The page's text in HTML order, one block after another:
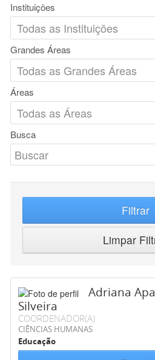
Instituições
Grandes Áreas
Áreas
Busca
Filtrar
Limpar
Adriana
Silveira
COORDENADOR(A)
CIÊNCIAS HUMANAS
Educação